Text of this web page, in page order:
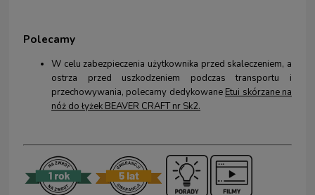
Polecamy
W celu zabezpieczenia użytkownika przed skaleczeniem, a
ostrza przed uszkodzeniem podczas transportu i
przechowywania, polecamy dedykowane Etui skórzane na
nóż do łyżek BEAVER CRAFT nr Sk2.